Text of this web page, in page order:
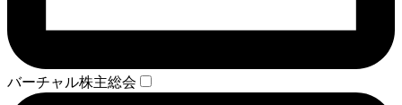
バーチャル株主総会